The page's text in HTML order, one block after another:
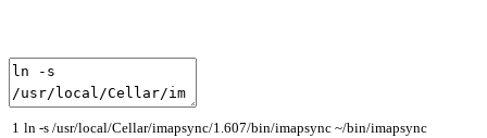
1 ln -s /usr/local/Cellar/imapsync/1.607/bin/imapsync ~/bin/imapsync